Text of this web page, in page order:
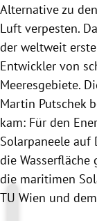
Alternative zu
Luft verpesten.
der weltweit
Entwickler von
Meeresgebiete.
Martin Putschek
kam: Für den
Solarpaneele auf
die
die maritimen
TU Wien und